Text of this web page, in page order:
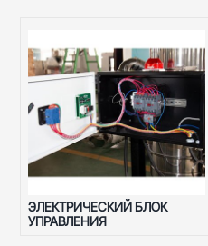
ЭЛЕКТРИЧЕСКИЙ БЛОК
УПРАВЛЕНИЯ